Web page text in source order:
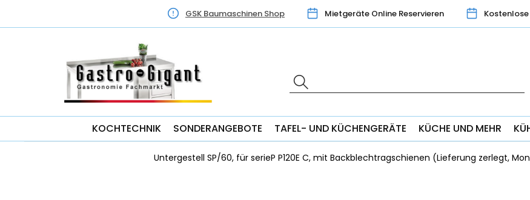
GSK Baumaschinen Shop Mietgeräte Online Reservieren
KOCHTECHNIK SONDERANGEBOTE TAFEL- UND KÜCHENGERÄTE KÜCHE UND MEHR
Untergestell SP/60, für serieP P120E C, mit Backblechtragschienen (Lieferung zerlegt,